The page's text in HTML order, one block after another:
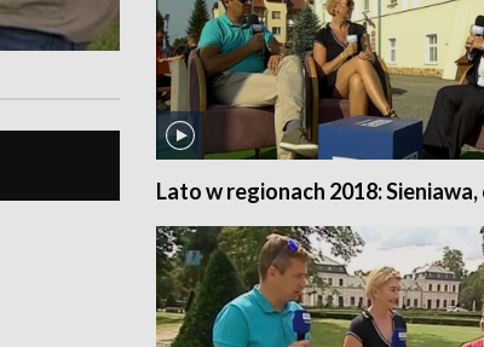
Lato w regionach 2018: Sieniawa,